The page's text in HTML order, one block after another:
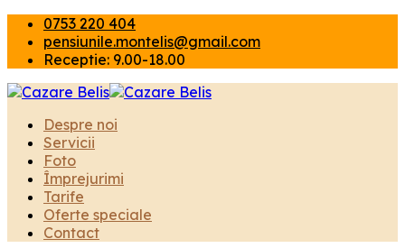
0753 220 404
pensiunile.montelis@gmail.com
Receptie: 9.00-18.00
Despre noi
Servicii
Foto
Împrejurimi
Tarife
Oferte speciale
Contact